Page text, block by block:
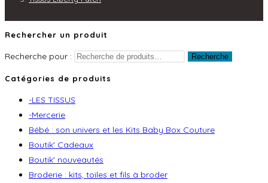
Rechercher un produit
Recherche pour : Recherche
Catégories de produits
-LES TISSUS
-Mercerie
Bébé : son univers et les Kits Baby Box Couture
Boutik' Cadeaux
Boutik' nouveautés
Broderie : kits, toiles et fils à broder